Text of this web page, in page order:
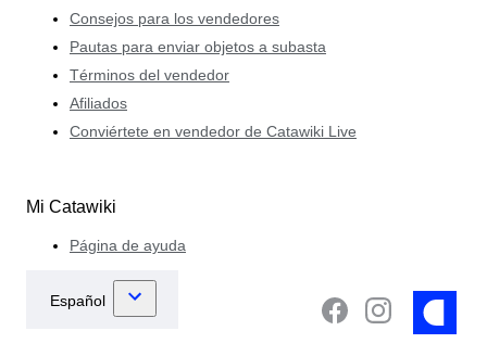
Consejos para los vendedores
Pautas para enviar objetos a subasta
Términos del vendedor
Afiliados
Conviértete en vendedor de Catawiki Live
Mi Catawiki
Página de ayuda